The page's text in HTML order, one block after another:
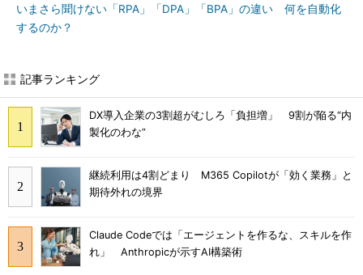
いまさら聞けない「RPA」「DPA」「BPA」の違い 何を自動化
するのか？
記事ランキング
DX導入企業の3割超がむしろ「負担増」 9割が陥る“内
製化のわな”
継続利用は4割どまり M365 Copilotが「効く業務」と
期待外れの境界
Claude Codeでは「エージェントを作るな、スキルを作
れ」 Anthropicが示すAI構築術